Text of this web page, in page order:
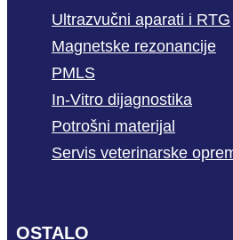
Ultrazvučni aparati i RTG
Magnetske rezonancije
PMLS
In-Vitro dijagnostika
Potrošni materijal
Servis veterinarske
OSTALO